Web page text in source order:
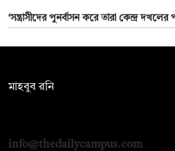
‘সন্ত্রাসীদের পুনর্বাসন করে তারা কেন্দ্র দখলের
মাহবুব রনি
info@thedailycampus.com